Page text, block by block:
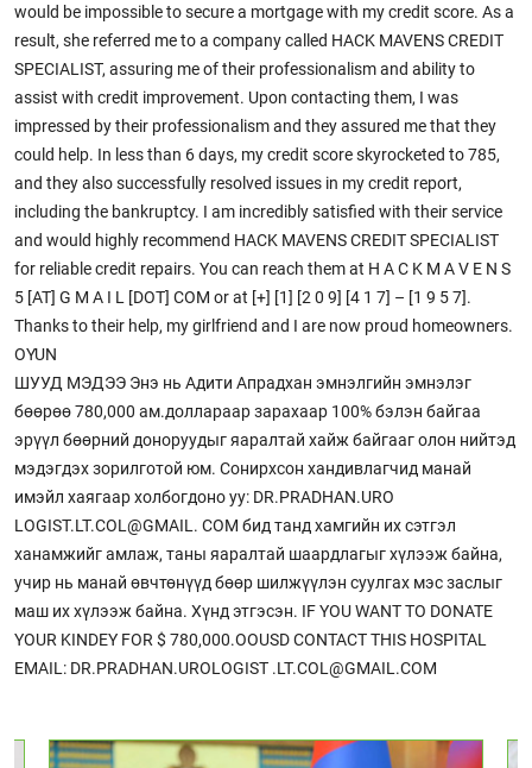
would be impossible to secure a mortgage with my credit score. As a
result, she referred me to a company called HACK MAVENS CREDIT
SPECIALIST, assuring me of their professionalism and ability to
assist with credit improvement. Upon contacting them, I was
impressed by their professionalism and they assured me that they
could help. In less than 6 days, my credit score skyrocketed to 785,
and they also successfully resolved issues in my credit report,
including the bankruptcy. I am incredibly satisfied with their service
and would highly recommend HACK MAVENS CREDIT SPECIALIST
for reliable credit repairs. You can reach them at H A C K M A V E N S
5 [AT] G M A I L [DOT] COM or at [+] [1] [2 0 9] [4 1 7] – [1 9 5 7].
Thanks to their help, my girlfriend and I are now proud homeowners.
OYUN
ШУУД МЭДЭЭ Энэ нь Адити Апрадхан эмнэлгийн эмнэлэг
бөөрөө 780,000 ам.доллараар зарахаар 100% бэлэн байгаа
эрүүл бөөрний доноруудыг яаралтай хайж байгааг олон нийтэд
мэдэгдэх зорилготой юм. Сонирхсон хандивлагчид манай
имэйл хаягаар холбогдоно уу: DR.PRADHAN.URO
LOGIST.LT.COL@GMAIL. COM бид танд хамгийн их сэтгэл
ханамжийг амлаж, таны яаралтай шаардлагыг хүлээж байна,
учир нь манай өвчтөнүүд бөөр шилжүүлэн суулгах мэс заслыг
маш их хүлээж байна. Хүнд этгэсэн. IF YOU WANT TO DONATE
YOUR KINDEY FOR $ 780,000.OOUSD CONTACT THIS HOSPITAL
EMAIL: DR.PRADHAN.UROLOGIST .LT.COL@GMAIL.COM